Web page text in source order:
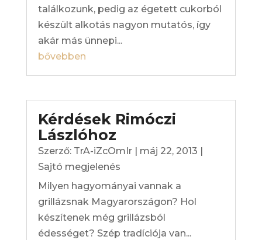
találkozunk, pedig az égetett cukorból
készült alkotás nagyon mutatós, így
akár más ünnepi...
bővebben
Kérdések Rimóczi
Lászlóhoz
Szerző: TrA-iZcOmIr| máj 22, 2013
Sajtó megjelenés
Milyen hagyományai vannak a
grillázsnak Magyarországon? Hol
készítenek még grillázsból
édességet? Szép tradíciója van...